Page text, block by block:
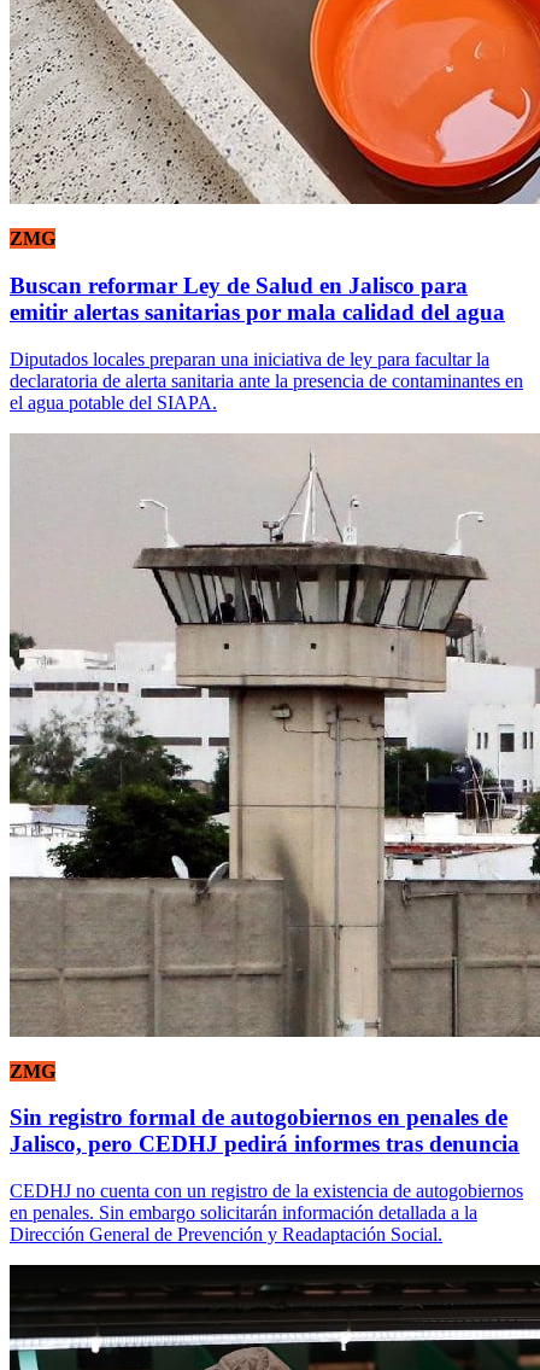
ZMG
Buscan reformar Ley de Salud en Jalisco para
emitir alertas sanitarias por mala calidad del agua
Diputados locales preparan una iniciativa de ley para facultar la
declaratoria de alerta sanitaria ante la presencia de contaminantes en
el agua potable del SIAPA.
ZMG
Sin registro formal de autogobiernos en penales de
Jalisco, pero CEDHJ pedirá informes tras denuncia
CEDHJ no cuenta con un registro de la existencia de autogobiernos
en penales. Sin embargo solicitarán información detallada a la
Dirección General de Prevención y Readaptación Social.